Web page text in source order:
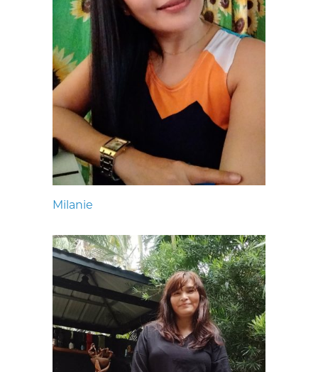
Milanie